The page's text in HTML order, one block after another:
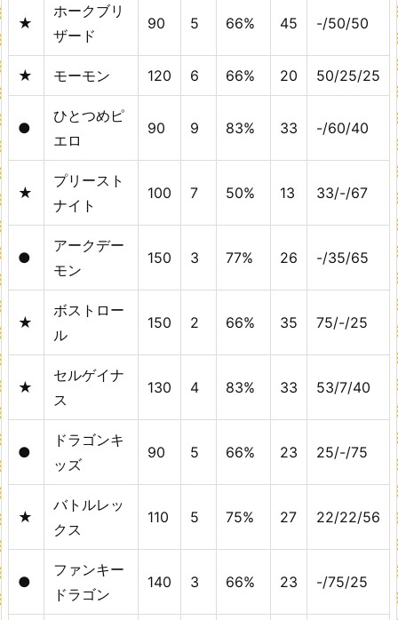
★
ホークブリ
ザード
90 5 66% 45 -/50/50
★ モーモン 120 6 66% 20 50/25/25
●
ひとつめピ
エロ
90 9 83% 33 -/60/40
★
プリースト
ナイト
100 7 50% 13 33/-/67
●
アークデー
モン
150 3 77% 26 -/35/65
★
ボストロー
ル
150 2 66% 35 75/-/25
★
セルゲイナ
ス
130 4 83% 33 53/7/40
●
ドラゴンキ
ッズ
90 5 66% 23 25/-/75
★
バトルレッ
クス
110 5 75% 27 22/22/56
●
ファンキー
ドラゴン
140 3 66% 23 -/75/25